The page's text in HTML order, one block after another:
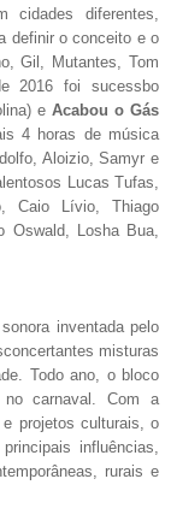
cidades diferentes,
definir o conceito e o
Gil, Mutantes, Tom
2016 foi sucessbo
e Acabou o Gás
4 horas de música
Aloizio, Samyr e
Lucas Tufas,
Caio Lívio, Thiago
Oswald, Losha Bua,
inventada pelo
misturas
Todo ano, o bloco
carnaval. Com a
projetos culturais, o
influências,
rurais e